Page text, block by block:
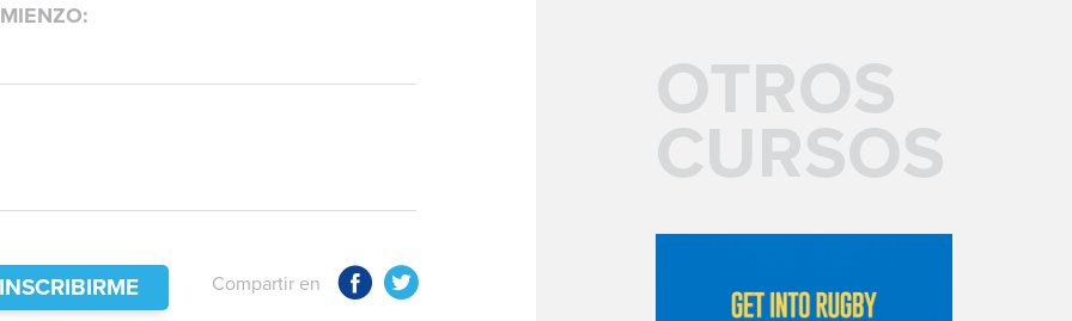
INSCRIBIRME Compartir en
OTROS
CURSOS